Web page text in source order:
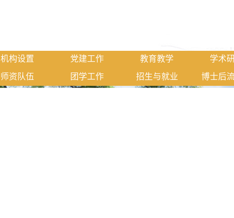
机构设置 党建工作 教育教学 学术
师资队伍 团学工作 招生与就业 博士后